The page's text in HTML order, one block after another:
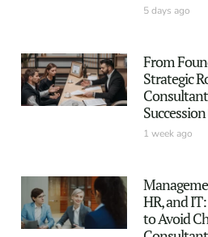
5 days ago
From
Strategic
1 week ago
HR, and
to Avoid